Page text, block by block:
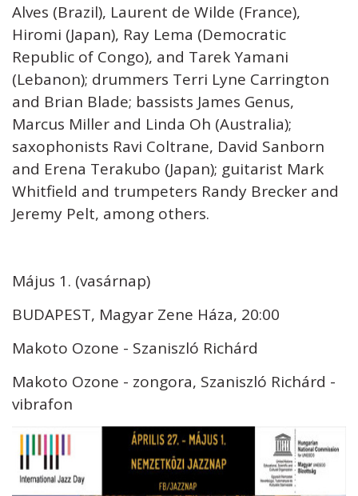
Alves (Brazil), Laurent de Wilde (France),
Hiromi (Japan), Ray Lema (Democratic
Republic of Congo), and Tarek Yamani
(Lebanon); drummers Terri Lyne Carrington
and Brian Blade; bassists James Genus,
Marcus Miller and Linda Oh (Australia);
saxophonists Ravi Coltrane, David Sanborn
and Erena Terakubo (Japan); guitarist Mark
Whitfield and trumpeters Randy Brecker and
Jeremy Pelt, among others.
Május 1. (vasárnap)
BUDAPEST, Magyar Zene Háza, 20:00
Makoto Ozone - Szaniszló Richárd
Makoto Ozone - zongora, Szaniszló Richárd -
vibrafon